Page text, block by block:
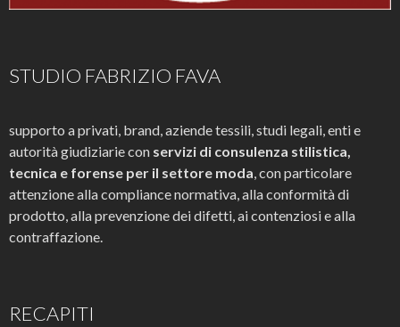
STUDIO FABRIZIO FAVA
supporto a privati, brand, aziende tessili, studi legali, enti e
autorità giudiziarie con servizi di consulenza stilistica,
tecnica e forense per il settore moda, con particolare
attenzione alla compliance normativa, alla conformità di
prodotto, alla prevenzione dei difetti, ai contenziosi e alla
contraffazione.
RECAPITI